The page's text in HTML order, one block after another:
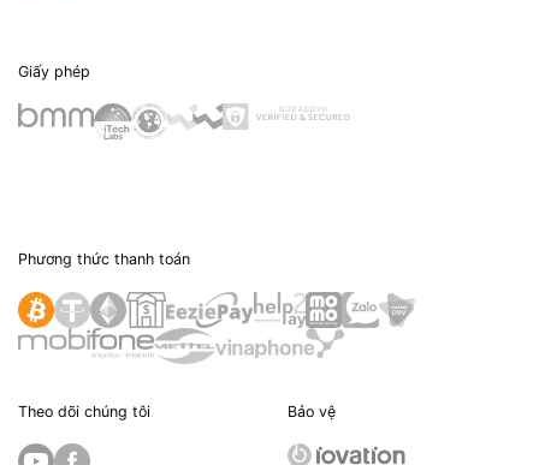
Giấy phép
Phương thức thanh toán
Theo dõi chúng tôi Bảo vệ